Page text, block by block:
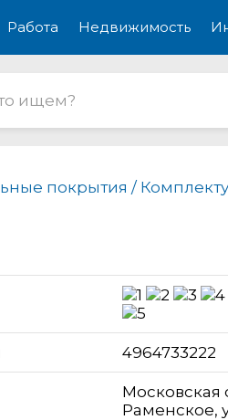
Работа Недвижимость
покрытия /
4964733222
Московская
Раменское,